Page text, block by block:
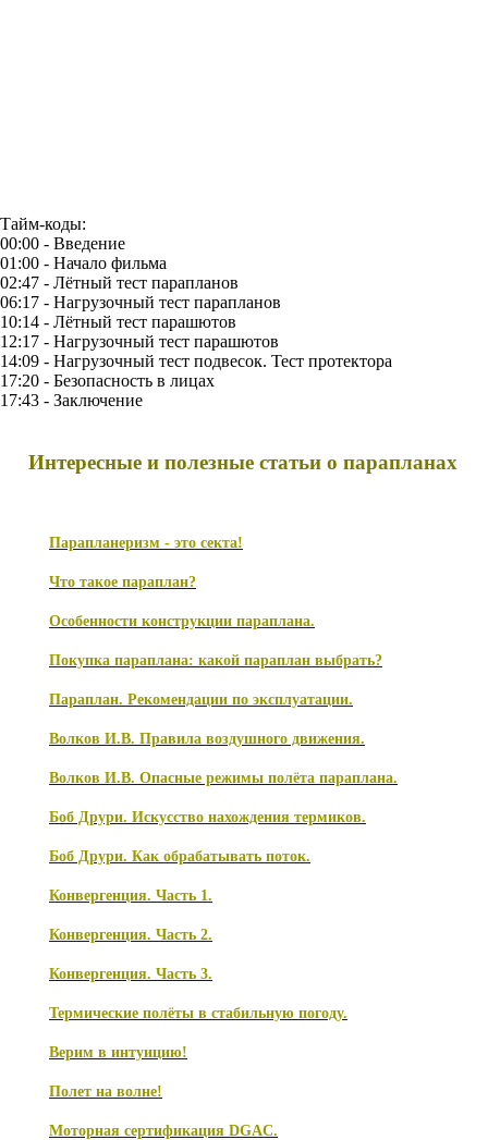
Тайм-коды:
00:00 - Введение
01:00 - Начало фильма
02:47 - Лётный тест парапланов
06:17 - Нагрузочный тест парапланов
10:14 - Лётный тест парашютов
12:17 - Нагрузочный тест парашютов
14:09 - Нагрузочный тест подвесок. Тест протектора
17:20 - Безопасность в лицах
17:43 - Заключение
Интересные и полезные статьи о парапланах
Парапланеризм - это секта!
Что такое параплан?
Особенности конструкции параплана.
Покупка параплана: какой параплан выбрать?
Параплан. Рекомендации по эксплуатации.
Волков И.В. Правила воздушного движения.
Волков И.В. Опасные режимы полёта параплана.
Боб Друри. Искусство нахождения термиков.
Боб Друри. Как обрабатывать поток.
Конвергенция. Часть 1.
Конвергенция. Часть 2.
Конвергенция. Часть 3.
Термические полёты в стабильную погоду.
Верим в интуицию!
Полет на волне!
Моторная сертификация DGAC.